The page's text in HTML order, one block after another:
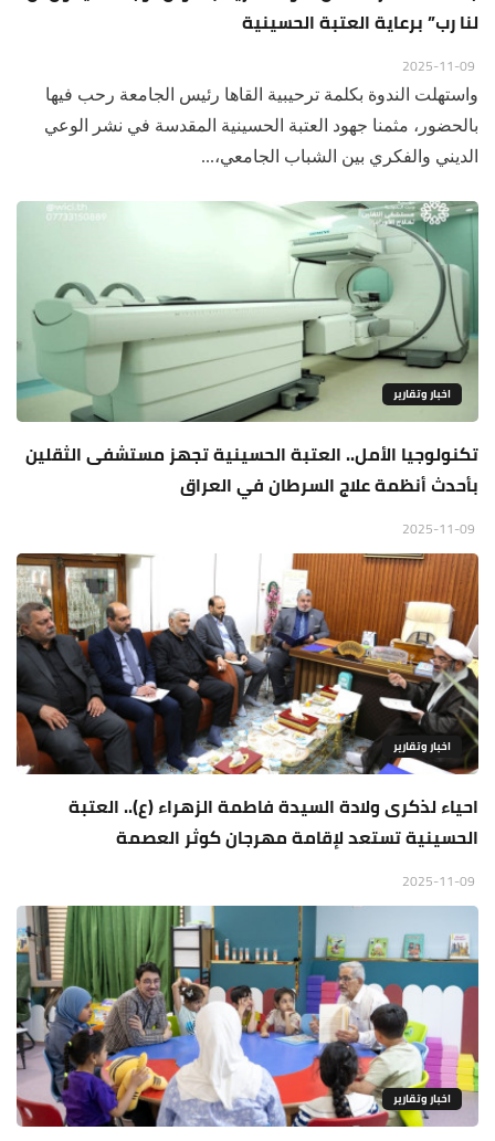
لنا رب” برعاية العتبة الحسينية
واستهلت الندوة بكلمة ترحيبية القاها رئيس الجامعة رحب فيها
بالحضور، مثمنا جهود العتبة الحسينية المقدسة في نشر الوعي
الديني والفكري بين الشباب الجامعي،...
اخبار وتقارير
تكنولوجيا الأمل.. العتبة الحسينية تجهز مستشفى الثقلين
بأحدث أنظمة علاج السرطان في العراق
اخبار وتقارير
احياء لذكرى ولادة السيدة فاطمة الزهراء (ع).. العتبة
الحسينية تستعد لإقامة مهرجان كوثر العصمة
اخبار وتقارير